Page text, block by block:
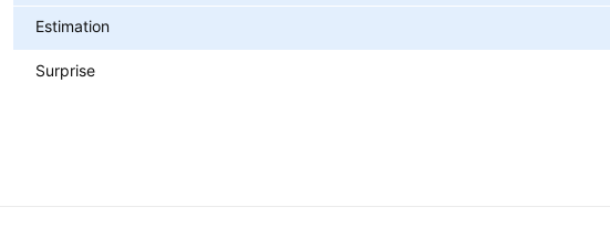
Estimation
Surprise